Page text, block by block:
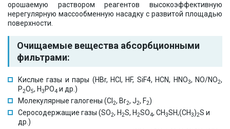
орошаемую раствором реагентов высокоэффективную
нерегулярную массообменную насадку с развитой площадью
поверхности.
Очищаемые вещества абсорбционными
фильтрами:
Кислые газы и пары (HBr, HCl, HF, SiF4, HCN, HNO3, NO/NO2,
Р2О5, H3 PO4 и др.)
Молекулярные галогены (Cl 2, Br2, J2, F2)
Серосодержащие газы (SO2, H2S, H2SO4, CH3SH,(CH3)2S и
др.)